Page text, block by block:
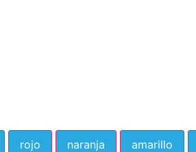
rojo naranja amarillo